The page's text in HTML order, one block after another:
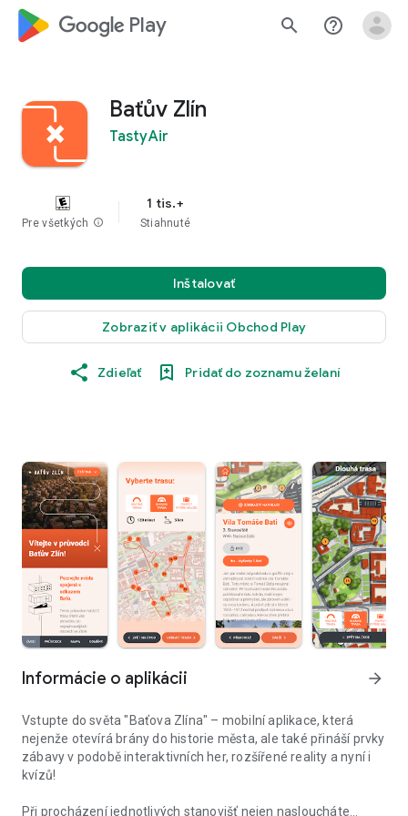
google_logo Play search help_outline
Baťův Zlín
TastyAir
Pre všetkých info
1 tis.+
Stiahnuté
Inštalovať
Zobraziť v aplikácii Obchod Play
Zdieľať Pridať do zoznamu želaní
Informácie o aplikácii arrow_forward
Vstupte do světa "Baťova Zlína" – mobilní aplikace, která
nejenže otevírá brány do historie města, ale také přináší prvky
zábavy v podobě interaktivních her, rozšířené reality a nyní i
kvízů!
Při procházení jednotlivých stanovišť nejen nasloucháte